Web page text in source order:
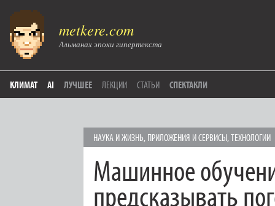
metkere.com
Альманах эпохи гипертекста
КЛИМАТ AI ЛУЧШЕЕ ЛЕКЦИИ СТАТЬИ СПЕКТАКЛИ
НАУКА И ЖИЗНЬ, ПРИЛОЖЕНИЯ И СЕРВИСЫ,ТЕХНОЛОГИИ
Машинное
предсказывать